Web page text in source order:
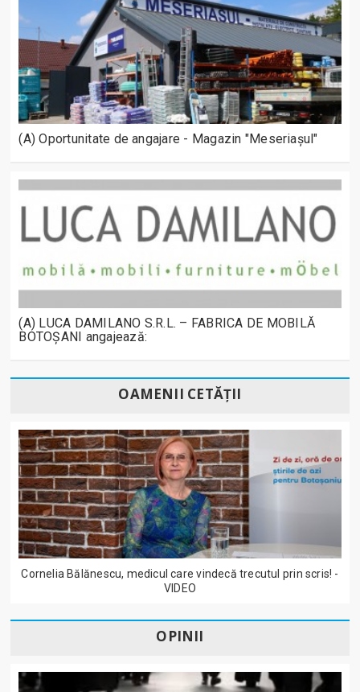
(A) Oportunitate de angajare - Magazin "Meseriașul"
(A) LUCA DAMILANO S.R.L. – FABRICA DE MOBILĂ
BOTOȘANI angajează:
OAMENII CETĂȚII
Cornelia Bălănescu, medicul care vindecă trecutul prin scris! -
VIDEO
OPINII